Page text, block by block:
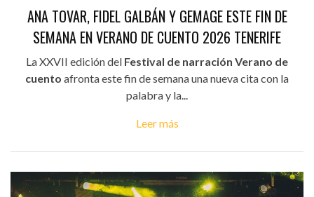
ANA TOVAR, FIDEL GALBÁN Y GEMAGE ESTE FIN DE
SEMANA EN VERANO DE CUENTO 2026 TENERIFE
La XXVII edición del Festival de narración Verano de
cuento afronta este fin de semana una nueva cita con la
palabra y la...
Leer más